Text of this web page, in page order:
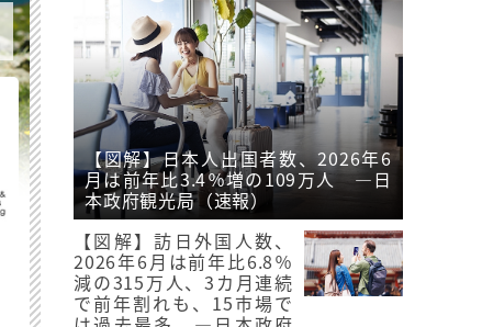
【図解】日本人出国者数、2026年6
月は前年比3.4％増の109万人 ―日
本政府観光局（速報）
【図解】訪日外国人数、
2026年6月は前年比6.8％
減の315万人、3カ月連続
で前年割れも、15市場で